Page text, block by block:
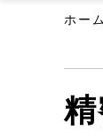
ホーム
こ